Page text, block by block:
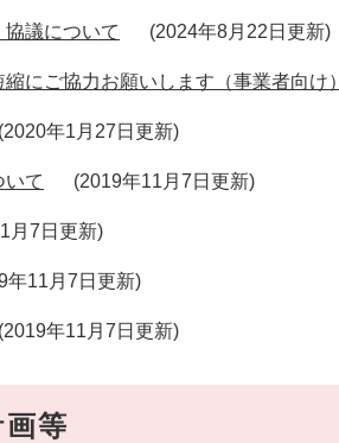
議について 2024年8月22日更新
にご協力お願いします（事業者向け）
2020年1月27日更新
いて 2019年11月7日更新
月7日更新
年11月7日更新
2019年11月7日更新
等